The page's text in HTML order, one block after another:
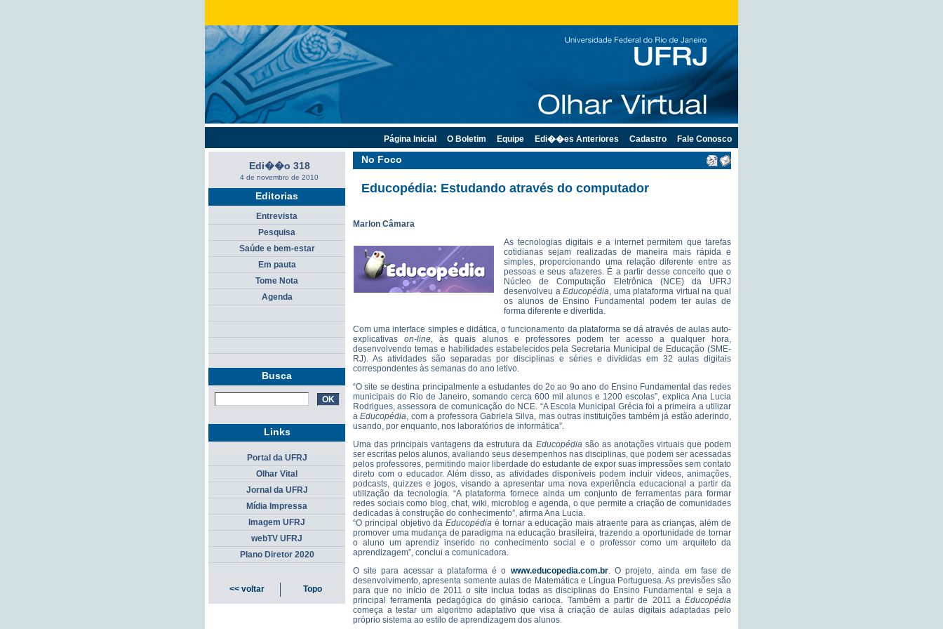
No Foco
Educopédia: Estudando através do computador
Marlon Câmara
As tecnologias digitais e a internet permitem que tarefas
cotidianas sejam realizadas de maneira mais rápida e
simples, proporcionando uma relação diferente entre as
pessoas e seus afazeres. É a partir desse conceito que o
Núcleo de Computação Eletrônica (NCE) da UFRJ
desenvolveu aEducopédia, uma plataforma virtual na qual
os alunos de Ensino Fundamental podem ter aulas de
forma diferente e divertida.
Com uma interface simples e didática, o funcionamento da plataforma se dá através de aulas auto-
explicativas on-line, às quais alunos e professores podem ter acesso a qualquer hora,
desenvolvendo temas e habilidades estabelecidos pela Secretaria Municipal de Educação (SME-
RJ). As atividades são separadas por disciplinas e séries e divididas em 32 aulas digitais
correspondentes às semanas do ano letivo.
“O site se destina principalmente a estudantes do 2o ao 9o ano do Ensino Fundamental das redes
municipais do Rio de Janeiro, somando cerca 600 mil alunos e 1200 escolas”, explica Ana Lucia
Rodrigues, assessora de comunicação do NCE. “A Escola Municipal Grécia foi a primeira a utilizar
aEducopédia, com a professora Gabriela Silva, mas outras instituições também já estão aderindo,
usando, por enquanto, nos laboratórios de informática”.
Uma das principais vantagens da estrutura da Educopédiasão as anotações virtuais que podem
ser escritas pelos alunos, avaliando seus desempenhos nas disciplinas, que podem ser acessadas
pelos professores, permitindo maior liberdade do estudante de expor suas impressões sem contato
direto com o educador. Além disso, as atividades disponíveis podem incluir vídeos, animações,
podcasts, quizzes e jogos, visando a apresentar uma nova experiência educacional a partir da
utilização da tecnologia. “A plataforma fornece ainda um conjunto de ferramentas para formar
redes sociais como blog, chat, wiki, microblog e agenda, o que permite a criação de comunidades
dedicadas à construção do conhecimento”, afirma Ana Lucia.
“O principal objetivo daEducopédia é tornar a educação mais atraente para as crianças, além de
promover uma mudança de paradigma na educação brasileira, trazendo a oportunidade de tornar
o aluno um aprendiz inserido no conhecimento social e o professor como um arquiteto da
aprendizagem”, conclui a comunicadora.
O site para acessar a plataforma é o www.educopedia.com.br. O projeto, ainda em fase de
desenvolvimento, apresenta somente aulas de Matemática e Língua Portuguesa. As previsões são
para que no início de 2011 o site inclua todas as disciplinas do Ensino Fundamental e seja a
principal ferramenta pedagógica do ginásio carioca. Também a partir de 2011 a Educopédia
começa a testar um algoritmo adaptativo que visa à criação de aulas digitais adaptadas pelo
próprio sistema ao estilo de aprendizagem dos alunos.
Edi��o 318
4 de novembro de 2010
Editorias
Entrevista
Pesquisa
Saúde e bem-estar
Em pauta
Tome Nota
Agenda
Busca
Página Inicial O Boletim Equipe Edi��es Anteriores Cadastro Fale Conosco
Links
Portal da UFRJ
Olhar Vital
Jornal da UFRJ
Mídia Impressa
Imagem UFRJ
webTV UFRJ
Plano Diretor 2020
<< voltar Topo